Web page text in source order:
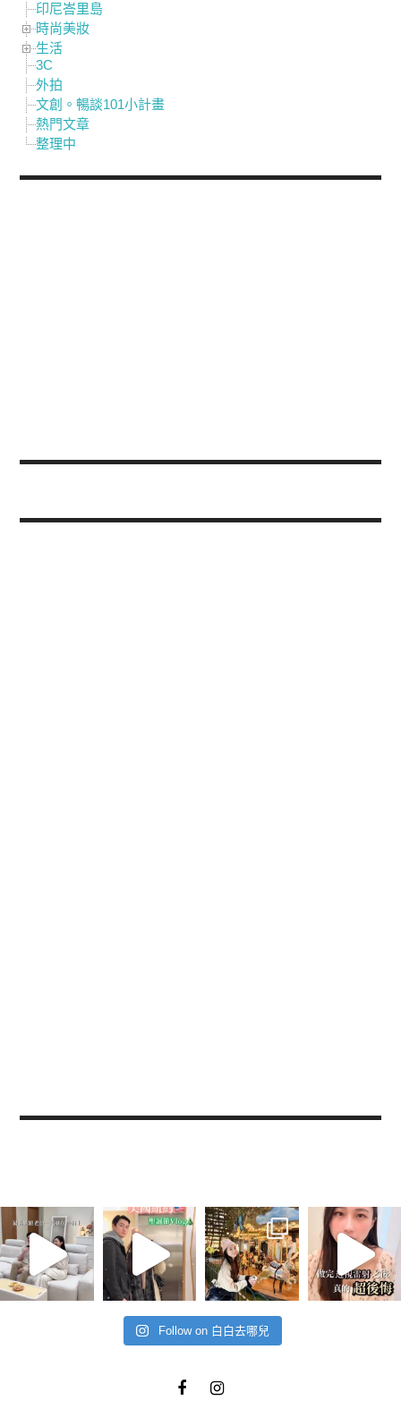
印尼峇里島
時尚美妝
生活
3C
外拍
文創。暢談101小計畫
熱門文章
整理中
Follow on 白白去哪兒